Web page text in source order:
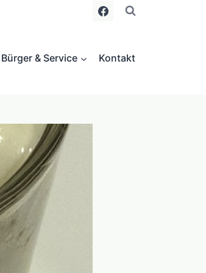
Bürger & Service Kontakt